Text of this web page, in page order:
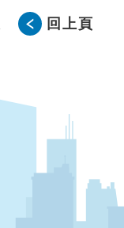
回上頁